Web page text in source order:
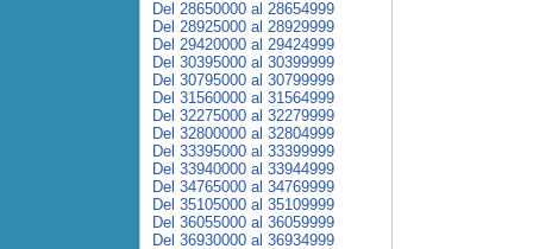
Del 28650000 al 28654999
Del 28925000 al 28929999
Del 29420000 al 29424999
Del 30395000 al 30399999
Del 30795000 al 30799999
Del 31560000 al 31564999
Del 32275000 al 32279999
Del 32800000 al 32804999
Del 33395000 al 33399999
Del 33940000 al 33944999
Del 34765000 al 34769999
Del 35105000 al 35109999
Del 36055000 al 36059999
Del 36930000 al 36934999